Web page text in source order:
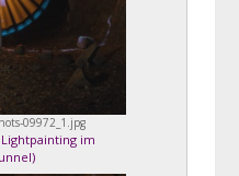
09972_1.jpg
im
)